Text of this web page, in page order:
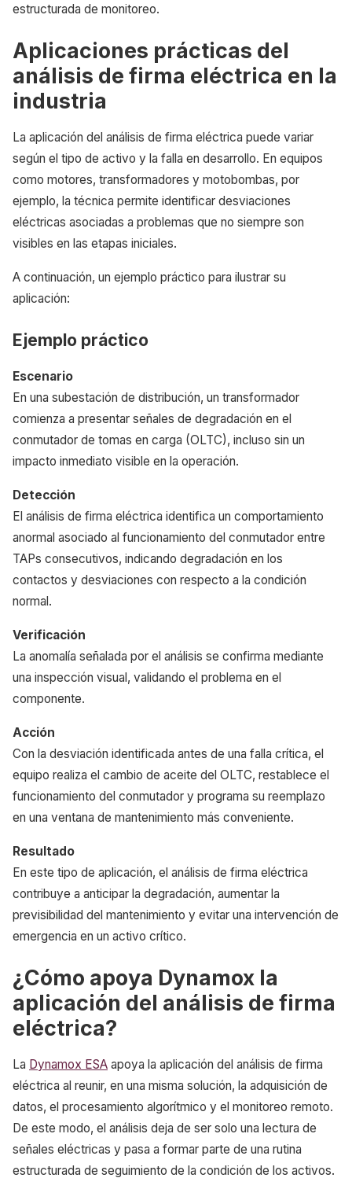
estructurada de monitoreo.
Aplicaciones prácticas del
análisis de firma eléctrica en la
industria
La aplicación del análisis de firma eléctrica puede variar
según el tipo de activo y la falla en desarrollo. En equipos
como motores, transformadores y motobombas, por
ejemplo, la técnica permite identificar desviaciones
eléctricas asociadas a problemas que no siempre son
visibles en las etapas iniciales.
A continuación, un ejemplo práctico para ilustrar su
aplicación:
Ejemplo práctico
Escenario
En una subestación de distribución, un transformador
comienza a presentar señales de degradación en el
conmutador de tomas en carga (OLTC), incluso sin un
impacto inmediato visible en la operación.
Detección
El análisis de firma eléctrica identifica un comportamiento
anormal asociado al funcionamiento del conmutador entre
TAPs consecutivos, indicando degradación en los
contactos y desviaciones con respecto a la condición
normal.
Verificación
La anomalía señalada por el análisis se confirma mediante
una inspección visual, validando el problema en el
componente.
Acción
Con la desviación identificada antes de una falla crítica, el
equipo realiza el cambio de aceite del OLTC, restablece el
funcionamiento del conmutador y programa su reemplazo
en una ventana de mantenimiento más conveniente.
Resultado
En este tipo de aplicación, el análisis de firma eléctrica
contribuye a anticipar la degradación, aumentar la
previsibilidad del mantenimiento y evitar una intervención de
emergencia en un activo crítico.
¿Cómo apoya Dynamox la
aplicación del análisis de firma
eléctrica?
La Dynamox ESA apoya la aplicación del análisis de firma
eléctrica al reunir, en una misma solución, la adquisición de
datos, el procesamiento algorítmico y el monitoreo remoto.
De este modo, el análisis deja de ser solo una lectura de
señales eléctricas y pasa a formar parte de una rutina
estructurada de seguimiento de la condición de los activos.